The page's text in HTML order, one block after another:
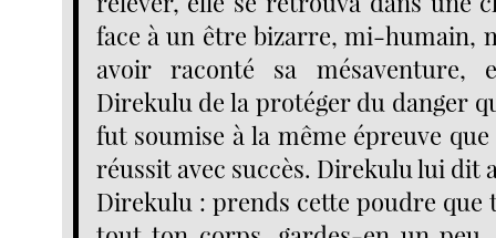
face à un être bizarre, mi-humain,
avoir raconté sa mésaventure,
Direkulu de la protéger du danger
fut soumise à la même épreuve
réussit avec succès. Direkulu lui dit
Direkulu : prends cette poudre que